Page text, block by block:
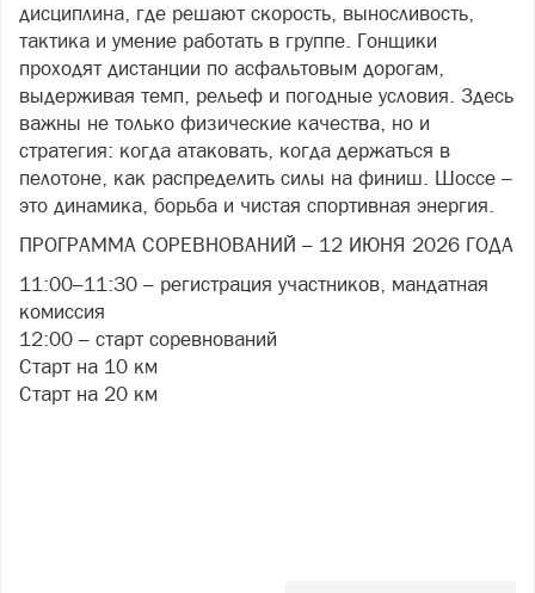
дисциплина, где решают скорость, выносливость,
тактика и умение работать в группе. Гонщики
проходят дистанции по асфальтовым дорогам,
выдерживая темп, рельеф и погодные условия. Здесь
важны не только физические качества, но и
стратегия: когда атаковать, когда держаться в
пелотоне, как распределить силы на финиш. Шоссе –
это динамика, борьба и чистая спортивная энергия.
ПРОГРАММА СОРЕВНОВАНИЙ – 12 ИЮНЯ 2026 ГОДА
11:00–11:30 – регистрация участников, мандатная
комиссия
12:00 – старт соревнований
Старт на 10 км
Старт на 20 км